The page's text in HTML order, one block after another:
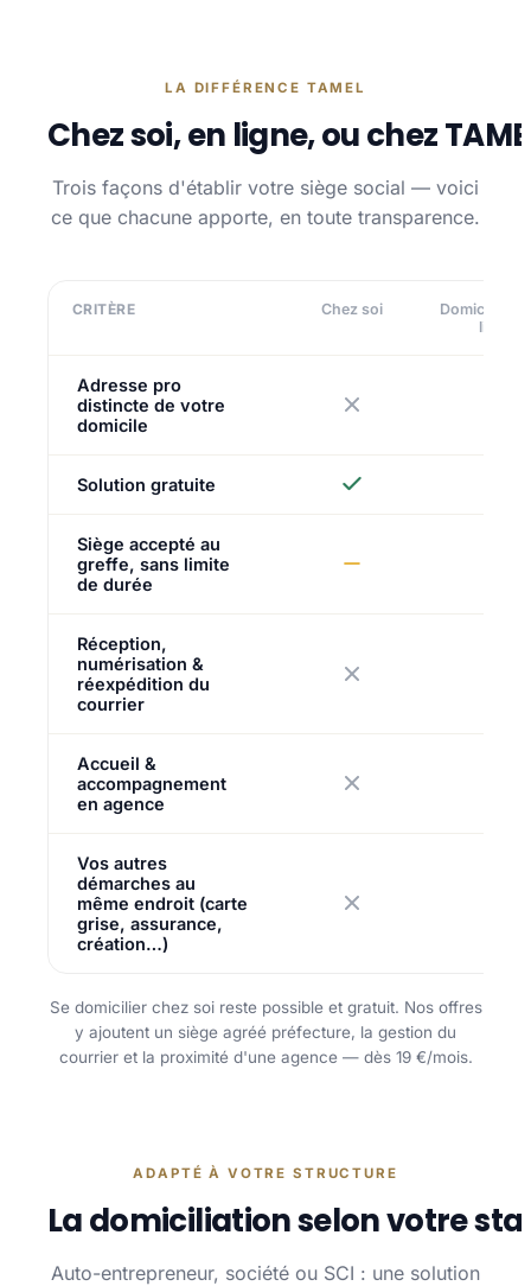
LA DIFFÉRENCE TAMEL
Chez soi, en ligne, ou chez
Trois façons d'établir votre siège social — voici
ce que chacune apporte, en toute transparence.
CRITÈRE Chez soi
ligne
Adresse pro
distincte de votre
domicile
Solution gratuite
Siège accepté au
greffe, sans limite
de durée
Réception,
numérisation &
réexpédition du
courrier
Accueil &
accompagnement
en agence
Vos autres
démarches au
même endroit (carte
grise, assurance,
création…)
Se domicilier chez soi reste possible et gratuit. Nos offres
y ajoutent un siège agréé préfecture, la gestion du
courrier et la proximité d'une agence — dès 19 €/mois.
ADAPTÉ À VOTRE STRUCTURE
La domiciliation selon votre
Auto-entrepreneur, société ou SCI : une solution